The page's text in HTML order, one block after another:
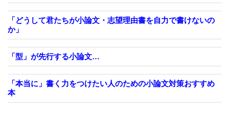
「どうして君たちが小論文・志望理由書を自力で書けないの
か」
「型」が先行する小論文…
「本当に」書く力をつけたい人のための小論文対策おすすめ
本